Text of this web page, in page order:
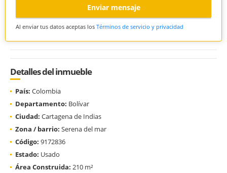
Enviar mensaje
Al enviar tus datos aceptas los Términos de servicio y privacidad
Detalles del inmueble
País: Colombia
Departamento: Bolívar
Ciudad: Cartagena de Indias
Zona / barrio: Serena del mar
Código: 9172836
Estado: Usado
Área Construida: 210 m²